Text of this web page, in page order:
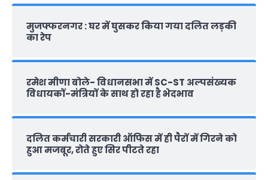
मुजफ्फरनगर : घर में घुसकर किया गया दलित लड़की
का रेप
रमेश मीणा बोले- विधानसभा में SC-ST अल्पसंख्यक
विधायकों-मंत्रियों के साथ हो रहा है भेदभाव
दलित कर्मचारी सरकारी ऑफ‍िस में ही पैरों में गिरने को
हुआ मजबूर, रोते हुए सिर पीटते रहा